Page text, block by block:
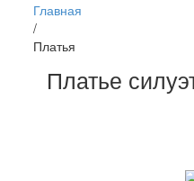
Главная
/
Платья
платье